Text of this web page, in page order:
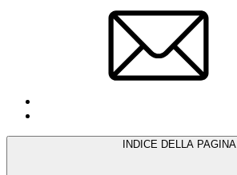
INDICE DELLA PAGINA